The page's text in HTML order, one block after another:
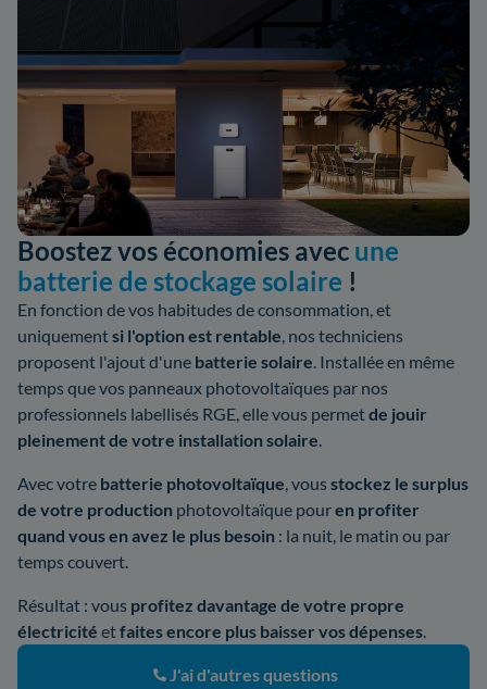
Boostez vos économies avec une
batterie de stockage solaire !
En fonction de vos habitudes de consommation, et
uniquementsi l'option est rentable, nos techniciens
proposent l'ajout d'une batterie solaire. Installée en même
temps que vos panneaux photovoltaïques par nos
professionnels labellisés RGE, elle vous permetde jouir
pleinement de votre installation solaire.
Avec votre batterie photovoltaïque, vous stockez le surplus
de votre production photovoltaïque pouren profiter
quand vous en avez le plus besoin : la nuit, le matin ou par
temps couvert.
Résultat : vous profitez davantage de votre propre
électricité etfaites encore plus baisser vos dépenses.
J'ai d'autres questions